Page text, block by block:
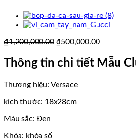
₫1,200,000.00 Giá
là:
₫1,200,000.00.
₫500,000.00Giá
tại
là:
Thông tin chi tiết Mẫu
Thương hiệu: Versace
kích thước: 18x28cm
Màu sắc: Đen
Khóa: khóa số